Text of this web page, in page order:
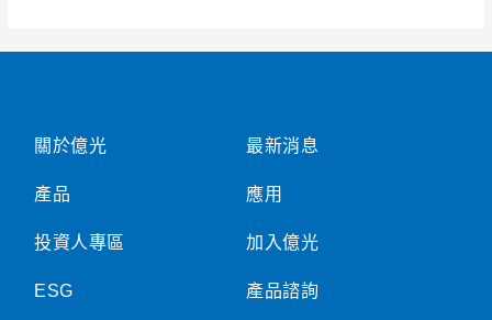
關於億光
產品
投資人專區
ESG
最新消息
應用
加入億光
產品諮詢